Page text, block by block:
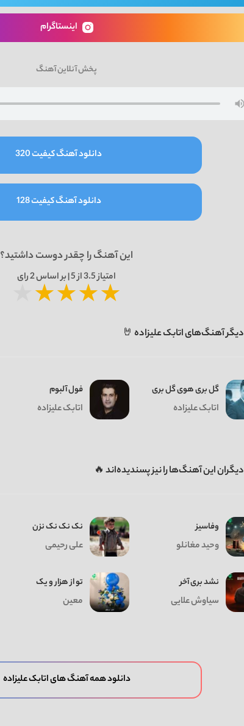
اینستاگرام
پخش آنلاین آهنگ
دانلود آهنگ کیفیت 320
دانلود آهنگ کیفیت 128
این آهنگ را چقدر دوست داشتید؟
امتیاز3.5از 5 | بر اساس 2رای
★★★★
دیگر آهنگ‌های اتابک علیزاده 🤘
گل بری هوی گل بری
اتابک علیزاده
فول آلبوم
اتابک علیزاده
دیگران این آهنگ‌ها را نیز پسندیده‌اند 🔥
وفاسیز
وحید مغانلو
نک نک نک نزن
علی رحیمی
نشد بری آخر
سیاوش علایی
تو از هزار و یک
معین
دانلود همه آهنگ های اتابک علیزاده